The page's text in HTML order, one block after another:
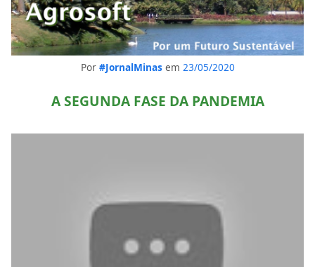
Por #JornalMinas em 23/05/2020
A SEGUNDA FASE DA PANDEMIA